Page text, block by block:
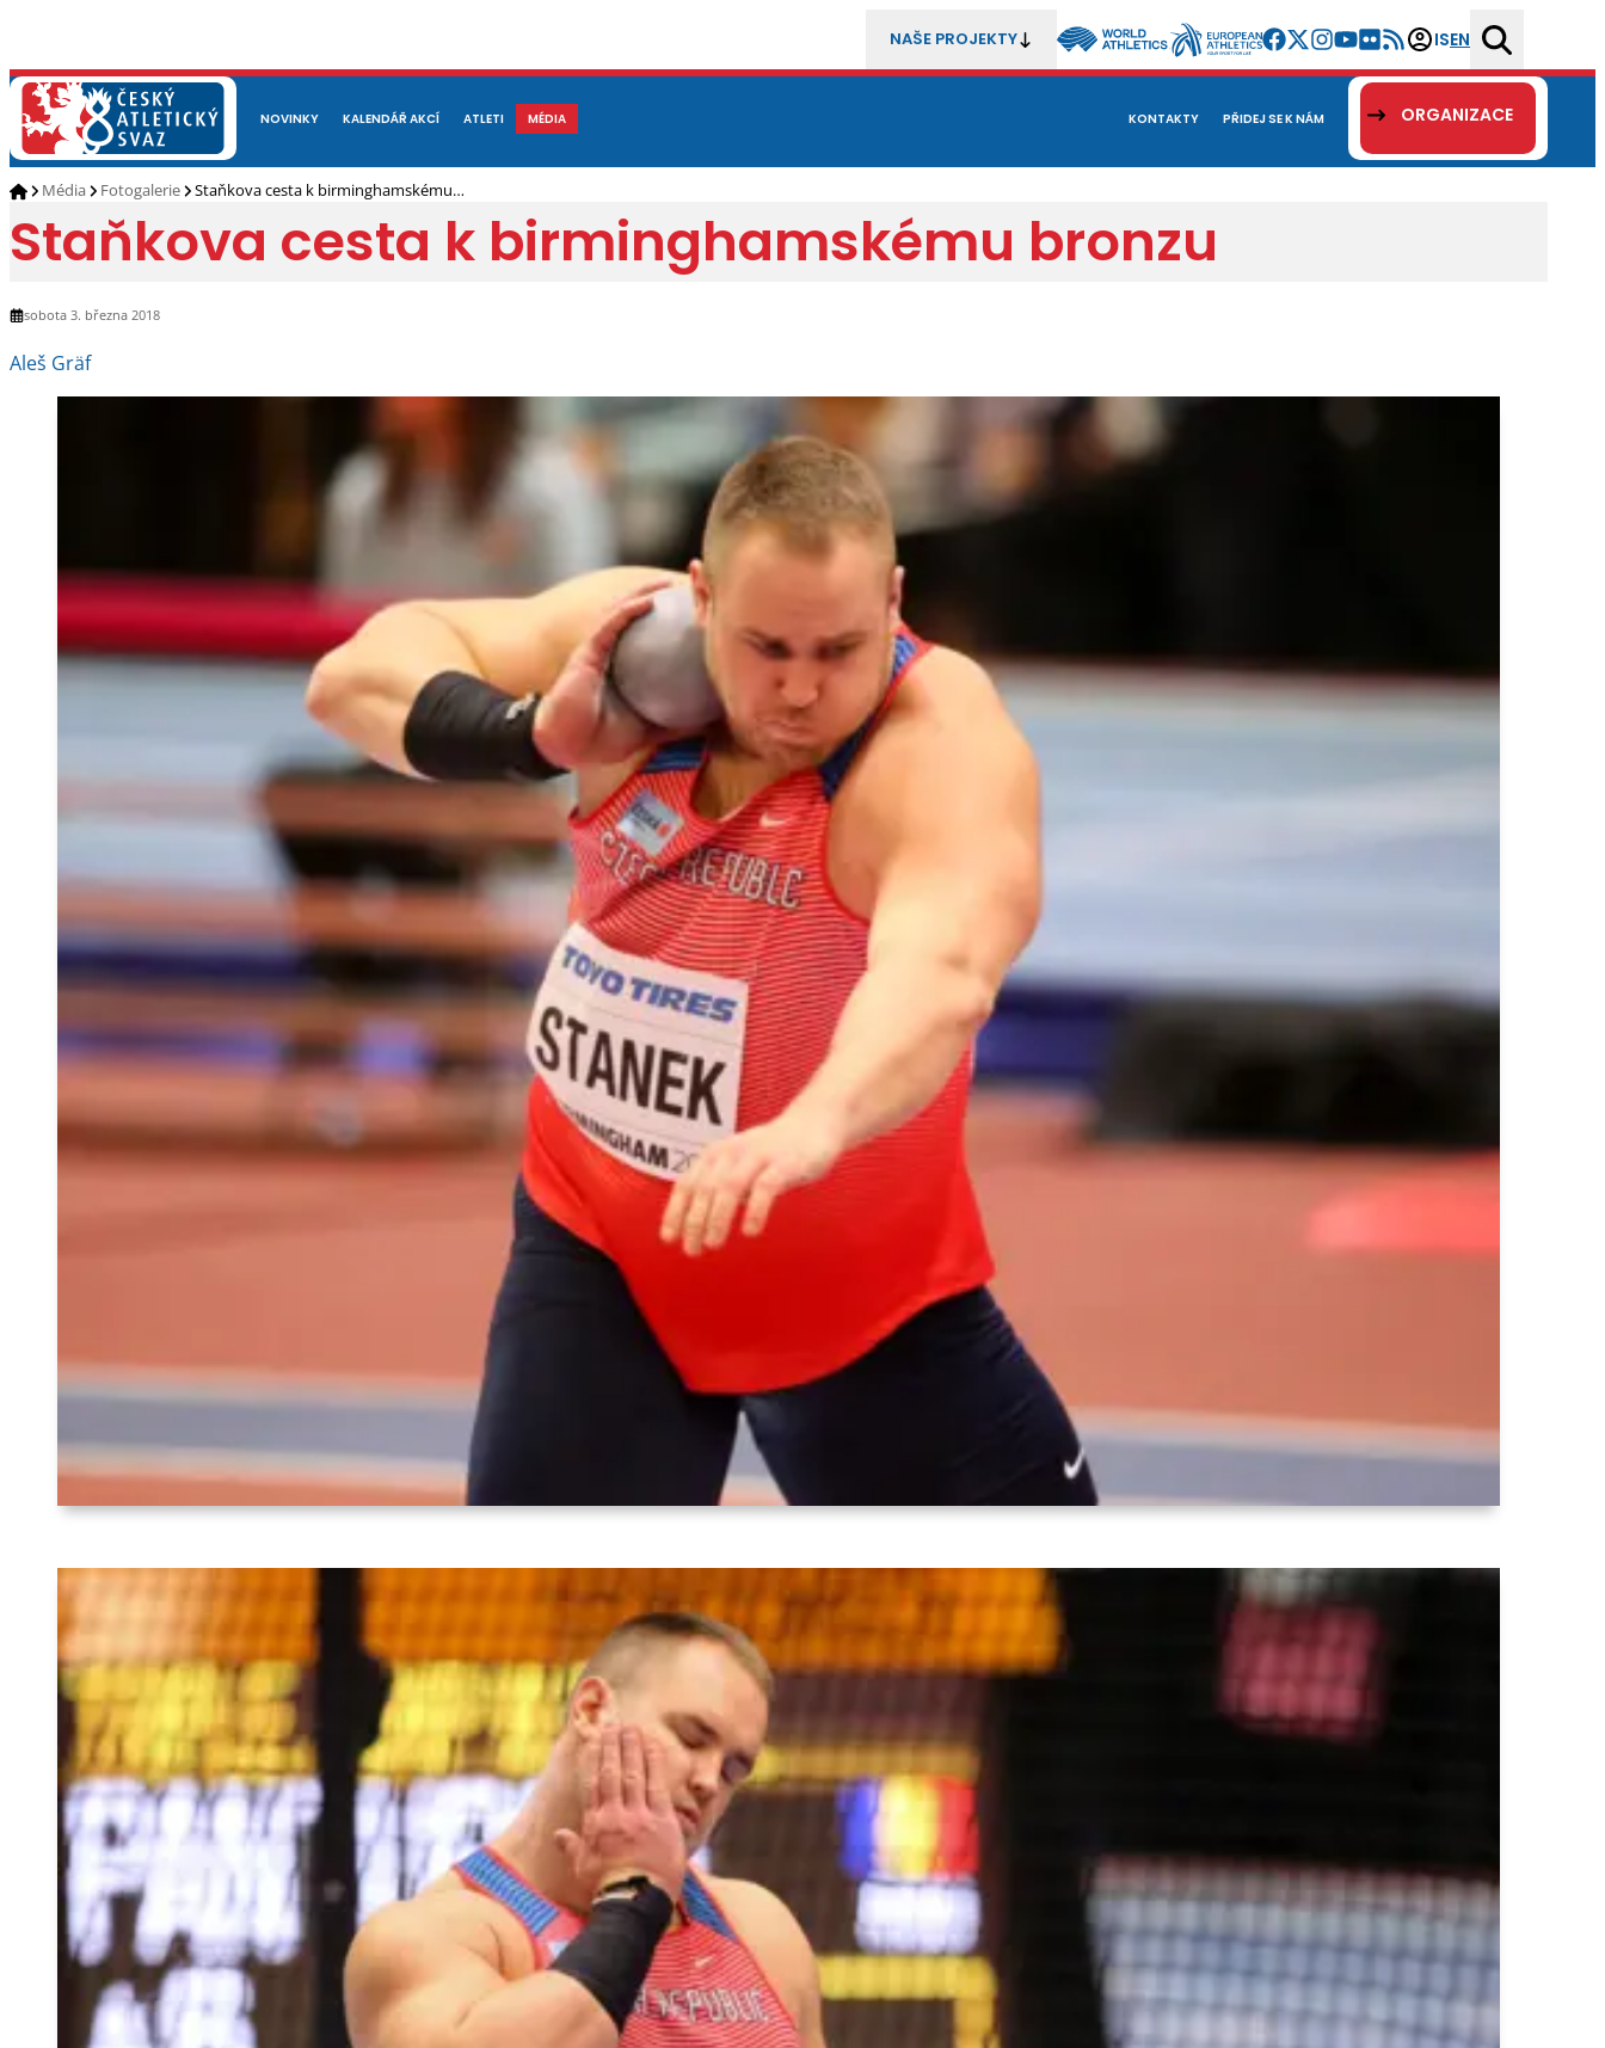
NAŠE PROJEKTY ISEN
NOVINKY KALENDÁŘ AKCÍ ATLETI MÉDIA
O NÁS ČLENOVÉ DOKUMENTY REPREZENTACE KONTAKTY PŘIDEJ SE K NÁM ORGANIZACE
Média Fotogalerie Staňkova cesta k birminghamskému…
Staňkova cesta k birminghamskému bronzu
sobota 3. března 2018
Aleš Gräf